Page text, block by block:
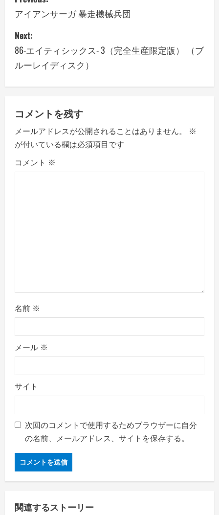
o
s
t
n
v
i
g
a
アイアンサーガ 暴走機械兵団
Next:
86-エイティシックス- 3（完全生産限定版） （ブ
ルーレイディスク）
コメントを残す
メールアドレスが公開されることはありません。
※
が付いている欄は必須項目です
コメント ※
名前 ※
メール ※
サイト
次回のコメントで使用するためブラウザーに自分
の名前、メールアドレス、サイトを保存する。
関連するストーリー